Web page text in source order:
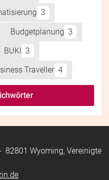
3
Budgetplanung 3
BUKI 3
Traveller 4
82801 Wyoming, Vereinigte